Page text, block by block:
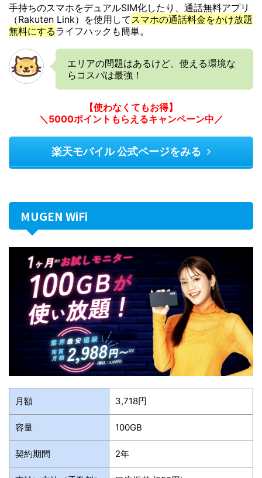
手持ちのスマホをデュアルSIM化したり、通話無料アプリ
（Rakuten Link）を使用して スマホの通話料金をかけ放題
無料にするライフハックも簡単。
エリアの問題はあるけど、使える環境な
らコスパは最強！
【使わなくてもお得】
＼5000ポイントもらえるキャンペーン中／
楽天モバイル 公式ページをみる
MUGEN WiFi
月額 3,718円
容量 100GB
契約期間 2年